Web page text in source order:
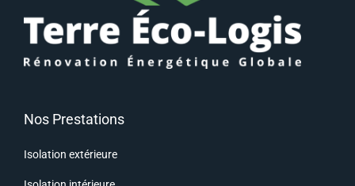
Nos Prestations
Isolation extérieure